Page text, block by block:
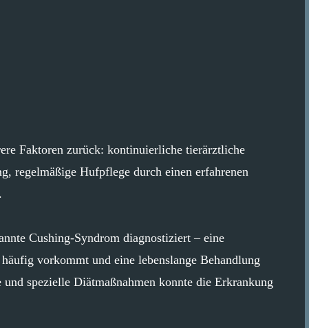
Faktoren zurück: kontinuierliche tierärztliche
regelmäßige Hufpflege durch einen erfahrenen
Cushing-Syndrom diagnostiziert – eine
vorkommt und eine lebenslange Behandlung
spezielle Diätmaßnahmen konnte die Erkrankung